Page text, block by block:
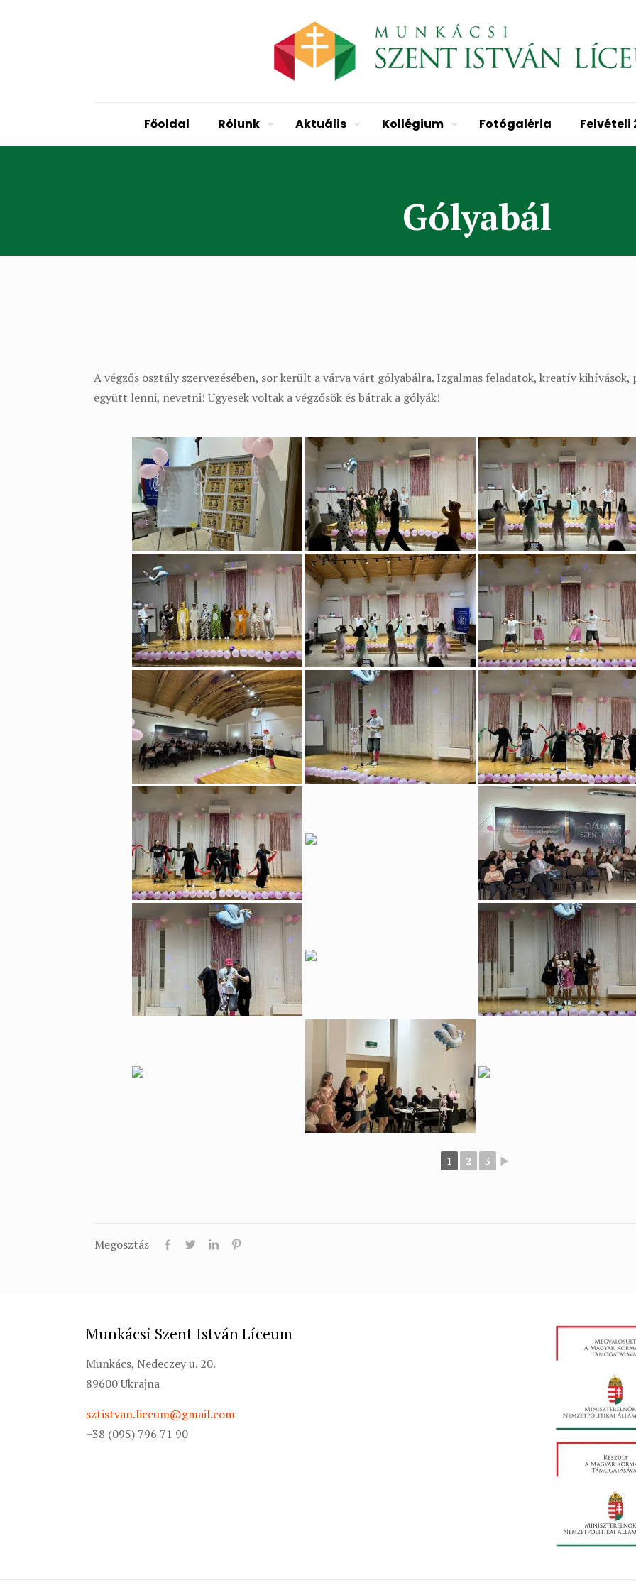
Főoldal Rólunk Aktuális Kollégium Fotógaléria Felvételi
Gólyabál
A végzős osztály szervezésében, sor került a várva várt gólyabálra. Izgalmas feladatok, kreatív
együtt lenni, nevetni! Ügyesek voltak a végzősök és bátrak a gólyák!
1 2 3 ►
Megosztás
Munkácsi Szent István Líceum
Munkács, Nedeczey u. 20.
89600 Ukrajna
sztistvan.liceum@gmail.com
+38 (095) 796 71 90